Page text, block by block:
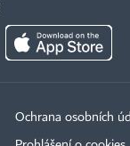
Ochrana osobních